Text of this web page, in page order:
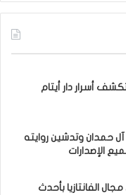
أسرار دار أيتام
حمدان وتدشين روايته
الفانتازيا بأحدث